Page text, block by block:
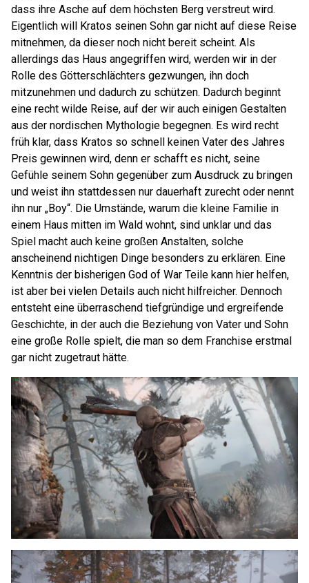
dass ihre Asche auf dem höchsten Berg verstreut wird.
Eigentlich will Kratos seinen Sohn gar nicht auf diese Reise
mitnehmen, da dieser noch nicht bereit scheint. Als
allerdings das Haus angegriffen wird, werden wir in der
Rolle des Götterschlächters gezwungen, ihn doch
mitzunehmen und dadurch zu schützen. Dadurch beginnt
eine recht wilde Reise, auf der wir auch einigen Gestalten
aus der nordischen Mythologie begegnen. Es wird recht
früh klar, dass Kratos so schnell keinen Vater des Jahres
Preis gewinnen wird, denn er schafft es nicht, seine
Gefühle seinem Sohn gegenüber zum Ausdruck zu bringen
und weist ihn stattdessen nur dauerhaft zurecht oder nennt
ihn nur „Boy“. Die Umstände, warum die kleine Familie in
einem Haus mitten im Wald wohnt, sind unklar und das
Spiel macht auch keine großen Anstalten, solche
anscheinend nichtigen Dinge besonders zu erklären. Eine
Kenntnis der bisherigen God of War Teile kann hier helfen,
ist aber bei vielen Details auch nicht hilfreicher. Dennoch
entsteht eine überraschend tiefgründige und ergreifende
Geschichte, in der auch die Beziehung von Vater und Sohn
eine große Rolle spielt, die man so dem Franchise erstmal
gar nicht zugetraut hätte.